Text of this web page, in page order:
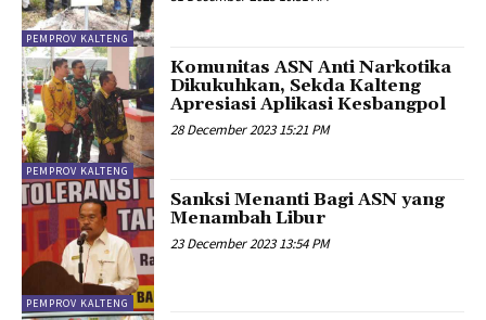
PEMPROV KALTENG
PEMPROV KALTENG
Komunitas ASN Anti Narkotika
Dikukuhkan, Sekda Kalteng
Apresiasi Aplikasi Kesbangpol
28 December 2023 15:21 PM
PEMPROV KALTENG
Sanksi Menanti Bagi ASN yang
Menambah Libur
23 December 2023 13:54 PM